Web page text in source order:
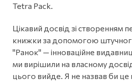
Tetra Pack.
Цікавий досвід зі створенням
книжки за допомогою
"Ранок" — інноваційне
ми вирішили на власному
цього вийде. Я не назвав би